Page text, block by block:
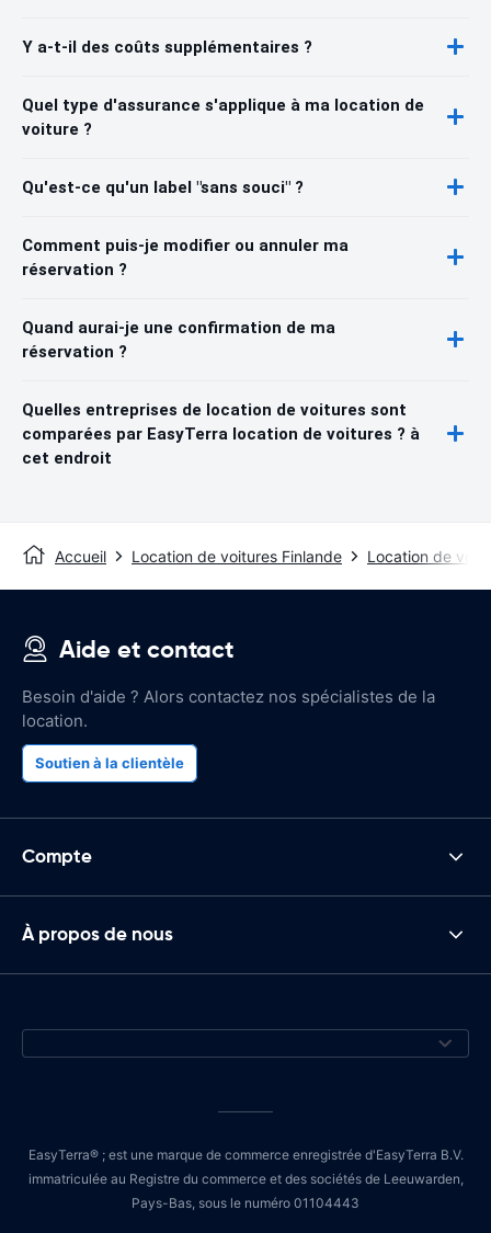
Y a-t-il des coûts supplémentaires ?
Quel type d'assurance s'applique à ma location de
voiture ?
Qu'est-ce qu'un label "sans souci" ?
Comment puis-je modifier ou annuler ma
réservation ?
Quand aurai-je une confirmation de ma
réservation ?
Quelles entreprises de location de voitures sont
comparées par EasyTerra location de voitures ? à
cet endroit
Accueil Location de voitures Finlande Location de
Aide et contact
Besoin d'aide ? Alors contactez nos spécialistes de la
location.
Soutien à la clientèle
Compte
À propos de nous
EasyTerra® ; est une marque de commerce enregistrée d'EasyTerra B.V.
immatriculée au Registre du commerce et des sociétés de Leeuwarden,
Pays-Bas, sous le numéro 01104443